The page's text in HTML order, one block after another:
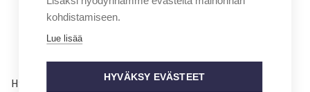
Hyvinvointi
kohdistamiseen.
Lue lisää
HYVÄKSY EVÄSTEET